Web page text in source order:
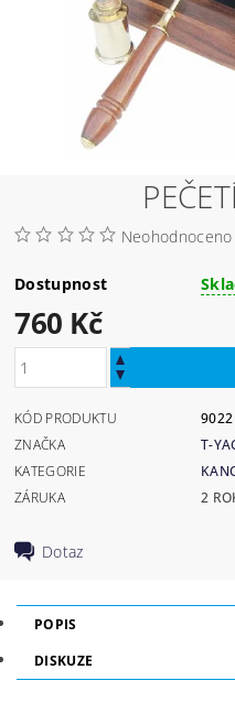
Neohodnoceno
Dostupnost
760 Kč
KÓD PRODUKTU
9022
ZNAČKA
T-
KATEGORIE
ZÁRUKA
2
Dotaz
POPIS
DISKUZE